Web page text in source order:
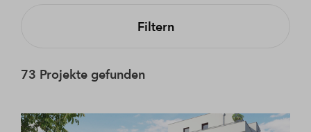
Filtern
73 Projekte gefunden